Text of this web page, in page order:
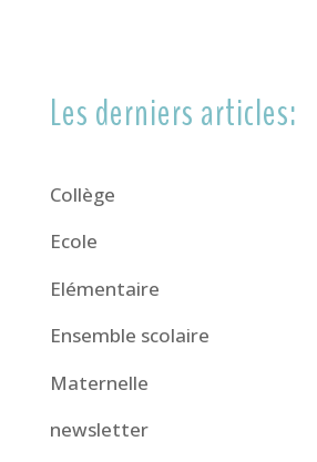
Les derniers articles:
Collège
Ecole
Elémentaire
Ensemble scolaire
Maternelle
newsletter